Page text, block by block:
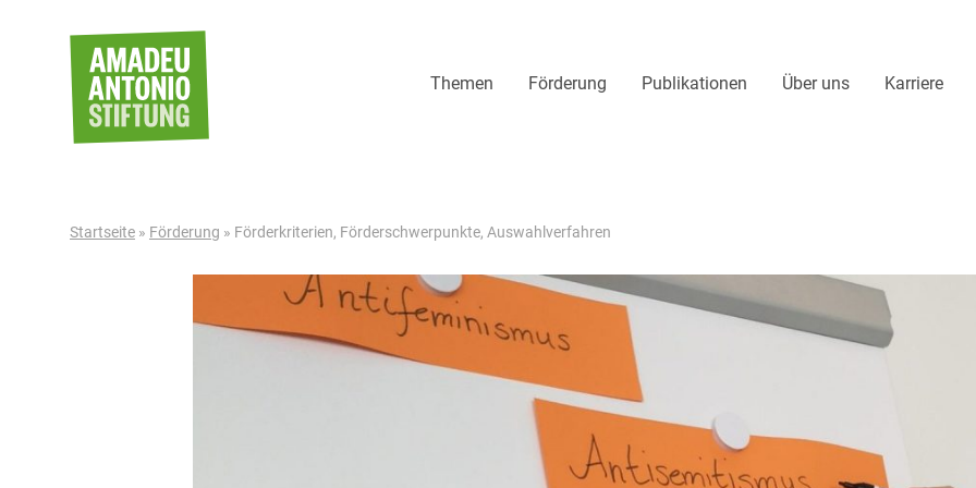
Themen Förderung Publikationen Über uns Karriere
Startseite » Förderung » Förderkriterien, Förderschwerpunkte, Auswahlverfahren
Förderkriterien,